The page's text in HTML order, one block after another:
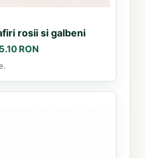
rosii si galbeni
RON